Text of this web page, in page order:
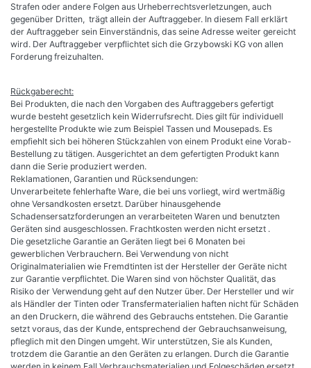
Strafen oder andere Folgen aus Urheberrechtsverletzungen, auch
gegenüber Dritten, trägt allein der Auftraggeber. In diesem Fall erklärt
der Auftraggeber sein Einverständnis, das seine Adresse weiter gereicht
wird. Der Auftraggeber verpflichtet sich die Grzybowski KG von allen
Forderung freizuhalten.
Rückgaberecht:
Bei Produkten, die nach den Vorgaben des Auftraggebers gefertigt
wurde besteht gesetzlich kein Widerrufsrecht. Dies gilt für individuell
hergestellte Produkte wie zum Beispiel Tassen und Mousepads. Es
empfiehlt sich bei höheren Stückzahlen von einem Produkt eine Vorab-
Bestellung zu tätigen. Ausgerichtet an dem gefertigten Produkt kann
dann die Serie produziert werden.
Reklamationen, Garantien und Rücksendungen:
Unverarbeitete fehlerhafte Ware, die bei uns vorliegt, wird wertmäßig
ohne Versandkosten ersetzt. Darüber hinausgehende
Schadensersatzforderungen an verarbeiteten Waren und benutzten
Geräten sind ausgeschlossen. Frachtkosten werden nicht ersetzt .
Die gesetzliche Garantie an Geräten liegt bei 6 Monaten bei
gewerblichen Verbrauchern. Bei Verwendung von nicht
Originalmaterialien wie Fremdtinten ist der Hersteller der Geräte nicht
zur Garantie verpflichtet. Die Waren sind von höchster Qualität, das
Risiko der Verwendung geht auf den Nutzer über. Der Hersteller und wir
als Händler der Tinten oder Transfermaterialien haften nicht für Schäden
an den Druckern, die während des Gebrauchs entstehen. Die Garantie
setzt voraus, das der Kunde, entsprechend der Gebrauchsanweisung,
pfleglich mit den Dingen umgeht. Wir unterstützen, Sie als Kunden,
trotzdem die Garantie an den Geräten zu erlangen. Durch die Garantie